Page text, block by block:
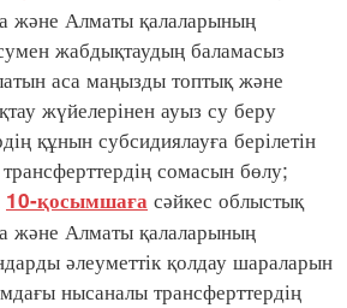
және Алматы қалаларының
жабдықтаудың баламасыз
аса маңызды топтық және
жүйелерінен ауыз су беру
құнын субсидиялауға берілетін
сомасын бөлу;
10-қосымшаға сәйкес облыстық
және Алматы қалаларының
әлеуметтік қолдау шараларын
нысаналы трансферттердің